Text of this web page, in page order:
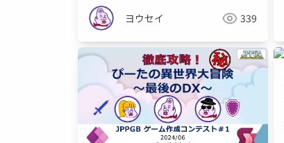
ヨウセイ 339